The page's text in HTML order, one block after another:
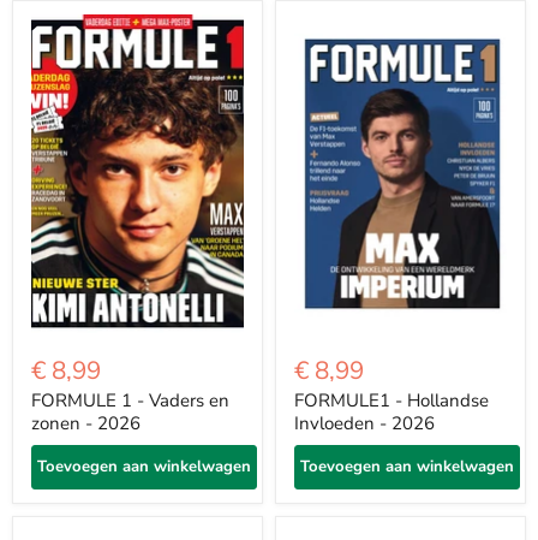
€ 8,99
FORMULE 1 - Vaders en
zonen - 2026
Toevoegen aan winkelwagen
€ 8,99
FORMULE1 - Hollandse
Invloeden - 2026
Toevoegen aan winkelwagen